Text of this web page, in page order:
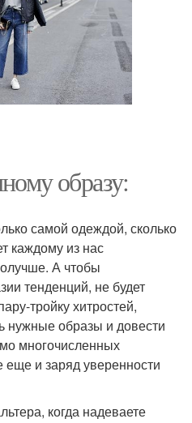
образу:
самой одеждой, сколько
каждому из нас
А чтобы
тенденций, не будет
тройку хитростей,
нужные образы и довести
многочисленных
и заряд уверенности
когда надеваете